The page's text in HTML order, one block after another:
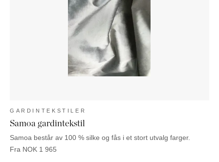
GARDINTEKSTILER
Samoa gardintekstil
Samoa består av 100 % silke og fås i et stort utvalg farger.
Fra NOK 1 965